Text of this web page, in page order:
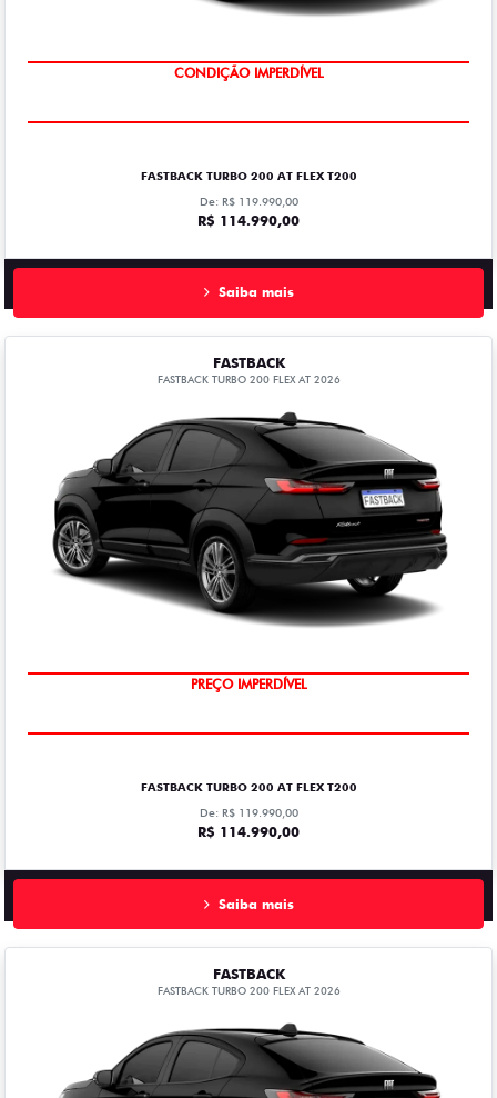
CONDIÇÃO IMPERDÍVEL
FASTBACK TURBO 200 AT FLEX T200
De: R$ 119.990,00
R$ 114.990,00
Saiba mais
FASTBACK
FASTBACK TURBO 200 FLEX AT 2026
PREÇO IMPERDÍVEL
FASTBACK TURBO 200 AT FLEX T200
De: R$ 119.990,00
R$ 114.990,00
Saiba mais
FASTBACK
FASTBACK TURBO 200 FLEX AT 2026